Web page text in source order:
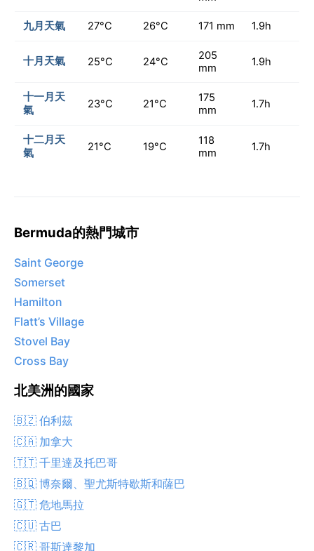
九月天氣 27°C 26°C 171 mm 1.9h
十月天氣 25°C 24°C
205
mm
1.9h
十一月天
氣
23°C 21°C
175
mm
1.7h
十二月天
氣
21°C 19°C
118
mm
1.7h
Bermuda的熱門城市
Saint George
Somerset
Hamilton
Flatt’s Village
Stovel Bay
Cross Bay
北美洲的國家
🇧🇿 伯利茲
🇨🇦 加拿大
🇹🇹 千里達及托巴哥
🇧🇶 博奈爾、聖尤斯特歇斯和薩巴
🇬🇹 危地馬拉
🇨🇺 古巴
🇨🇷 哥斯達黎加